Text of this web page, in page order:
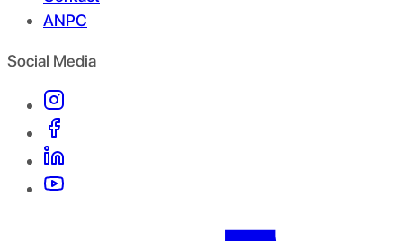
ANPC
Social Media